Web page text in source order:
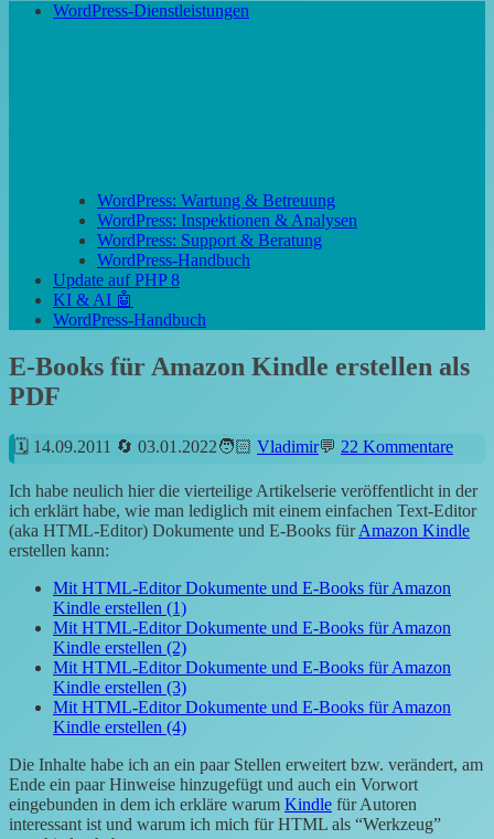
WordPress-Dienstleistungen
WordPress: Wartung & Betreuung
WordPress: Inspektionen & Analysen
WordPress: Support & Beratung
WordPress-Handbuch
Update auf PHP 8
KI & AI 🤖
WordPress-Handbuch
E-Books für Amazon Kindle erstellen als
PDF
14.09.2011 03.01.2022 Vladimir 22 Kommentare
Ich habe neulich hier die vierteilige Artikelserie veröffentlicht in der
ich erklärt habe, wie man lediglich mit einem einfachen Text-Editor
(aka HTML-Editor) Dokumente und E-Books fürAmazon Kindle
erstellen kann:
Mit HTML-Editor Dokumente und E-Books für Amazon
Kindle erstellen (1)
Mit HTML-Editor Dokumente und E-Books für Amazon
Kindle erstellen (2)
Mit HTML-Editor Dokumente und E-Books für Amazon
Kindle erstellen (3)
Mit HTML-Editor Dokumente und E-Books für Amazon
Kindle erstellen (4)
Die Inhalte habe ich an ein paar Stellen erweitert bzw. verändert, am
Ende ein paar Hinweise hinzugefügt und auch ein Vorwort
eingebunden in dem ich erkläre warum Kindle für Autoren
interessant ist und warum ich mich für HTML als “Werkzeug”